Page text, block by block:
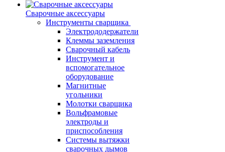
Сварочные аксессуары
Инструменты сварщика
Электрододержатели
Клеммы заземления
Сварочный кабель
Инструмент и
вспомогательное
оборудование
Магнитные
угольники
Молотки сварщика
Вольфрамовые
электроды и
приспособления
Системы вытяжки
сварочных дымов